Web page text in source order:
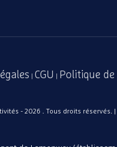
CGU Politique
- 2026 . Tous droits réservés.